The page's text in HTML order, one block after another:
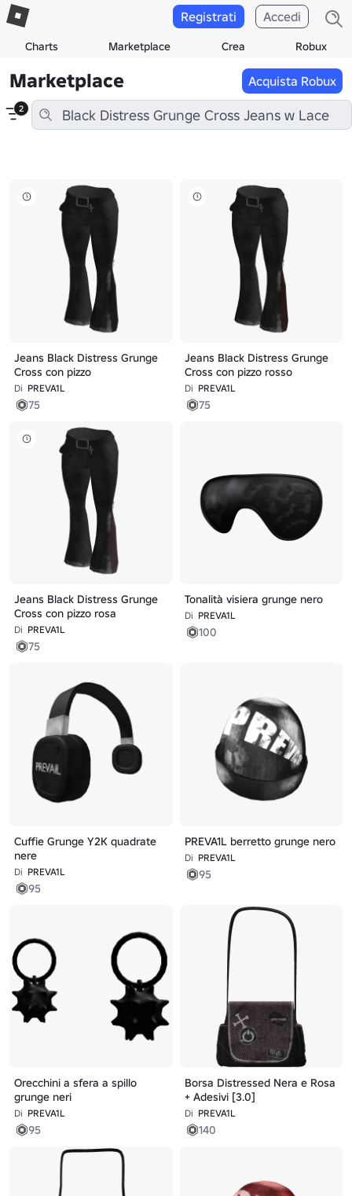
Charts Marketplace Crea Robux
Registrati Accedi
Marketplace Acquista Robux
2
Jeans Black Distress Grunge
Cross con pizzo
Di PREVA1L
75
Jeans Black Distress Grunge
Cross con pizzo rosso
Di PREVA1L
75
Jeans Black Distress Grunge
Cross con pizzo rosa
Di PREVA1L
75
Tonalità visiera grunge nero
Di PREVA1L
100
Cuffie Grunge Y2K quadrate
nere
Di PREVA1L
95
PREVA1L berretto grunge nero
Di PREVA1L
95
Orecchini a sfera a spillo
grunge neri
Di PREVA1L
95
Borsa Distressed Nera e Rosa
+ Adesivi [3.0]
Di PREVA1L
140